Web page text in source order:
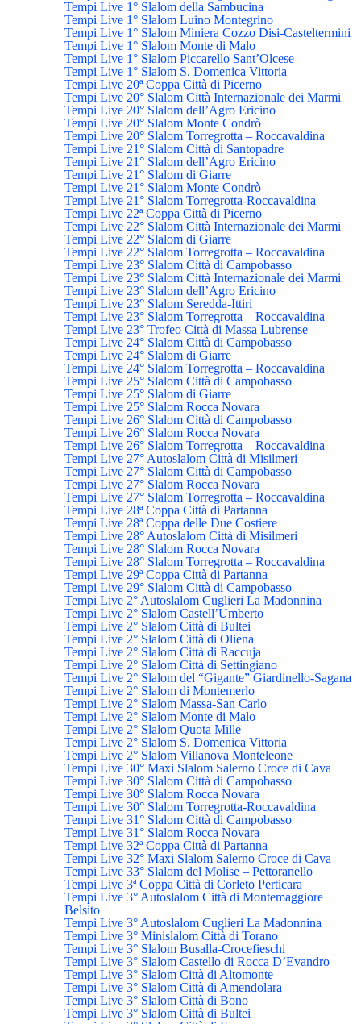
Tempi Live 1° Slalom della Sambucina
Tempi Live 1° Slalom Luino Montegrino
Tempi Live 1° Slalom Miniera Cozzo Disi-Casteltermini
Tempi Live 1° Slalom Monte di Malo
Tempi Live 1° Slalom Piccarello Sant’Olcese
Tempi Live 1° Slalom S. Domenica Vittoria
Tempi Live 20ª Coppa Città di Picerno
Tempi Live 20° Slalom Città Internazionale dei Marmi
Tempi Live 20° Slalom dell’Agro Ericino
Tempi Live 20° Slalom Monte Condrò
Tempi Live 20° Slalom Torregrotta – Roccavaldina
Tempi Live 21° Slalom Città di Santopadre
Tempi Live 21° Slalom dell’Agro Ericino
Tempi Live 21° Slalom di Giarre
Tempi Live 21° Slalom Monte Condrò
Tempi Live 21° Slalom Torregrotta-Roccavaldina
Tempi Live 22ª Coppa Città di Picerno
Tempi Live 22° Slalom Città Internazionale dei Marmi
Tempi Live 22° Slalom di Giarre
Tempi Live 22° Slalom Torregrotta – Roccavaldina
Tempi Live 23° Slalom Città di Campobasso
Tempi Live 23° Slalom Città Internazionale dei Marmi
Tempi Live 23° Slalom dell’Agro Ericino
Tempi Live 23° Slalom Seredda-Ittiri
Tempi Live 23° Slalom Torregrotta – Roccavaldina
Tempi Live 23° Trofeo Città di Massa Lubrense
Tempi Live 24° Slalom Città di Campobasso
Tempi Live 24° Slalom di Giarre
Tempi Live 24° Slalom Torregrotta – Roccavaldina
Tempi Live 25° Slalom Città di Campobasso
Tempi Live 25° Slalom di Giarre
Tempi Live 25° Slalom Rocca Novara
Tempi Live 26° Slalom Città di Campobasso
Tempi Live 26° Slalom Rocca Novara
Tempi Live 26° Slalom Torregrotta – Roccavaldina
Tempi Live 27° Autoslalom Città di Misilmeri
Tempi Live 27° Slalom Città di Campobasso
Tempi Live 27° Slalom Rocca Novara
Tempi Live 27° Slalom Torregrotta – Roccavaldina
Tempi Live 28ª Coppa Città di Partanna
Tempi Live 28ª Coppa delle Due Costiere
Tempi Live 28° Autoslalom Città di Misilmeri
Tempi Live 28° Slalom Rocca Novara
Tempi Live 28° Slalom Torregrotta – Roccavaldina
Tempi Live 29ª Coppa Città di Partanna
Tempi Live 29° Slalom Città di Campobasso
Tempi Live 2° Autoslalom Cuglieri La Madonnina
Tempi Live 2° Slalom Castell’Umberto
Tempi Live 2° Slalom Città di Bultei
Tempi Live 2° Slalom Città di Oliena
Tempi Live 2° Slalom Città di Raccuja
Tempi Live 2° Slalom Città di Settingiano
Tempi Live 2° Slalom del “Gigante” Giardinello-Sagana
Tempi Live 2° Slalom di Montemerlo
Tempi Live 2° Slalom Massa-San Carlo
Tempi Live 2° Slalom Monte di Malo
Tempi Live 2° Slalom Quota Mille
Tempi Live 2° Slalom S. Domenica Vittoria
Tempi Live 2° Slalom Villanova Monteleone
Tempi Live 30° Maxi Slalom Salerno Croce di Cava
Tempi Live 30° Slalom Città di Campobasso
Tempi Live 30° Slalom Rocca Novara
Tempi Live 30° Slalom Torregrotta-Roccavaldina
Tempi Live 31° Slalom Città di Campobasso
Tempi Live 31° Slalom Rocca Novara
Tempi Live 32ª Coppa Città di Partanna
Tempi Live 32° Maxi Slalom Salerno Croce di Cava
Tempi Live 33° Slalom del Molise – Pettoranello
Tempi Live 3ª Coppa Città di Corleto Perticara
Tempi Live 3° Autoslalom Città di Montemaggiore
Belsito
Tempi Live 3° Autoslalom Cuglieri La Madonnina
Tempi Live 3° Minislalom Città di Torano
Tempi Live 3° Slalom Busalla-Crocefieschi
Tempi Live 3° Slalom Castello di Rocca D’Evandro
Tempi Live 3° Slalom Città di Altomonte
Tempi Live 3° Slalom Città di Amendolara
Tempi Live 3° Slalom Città di Bono
Tempi Live 3° Slalom Città di Bultei